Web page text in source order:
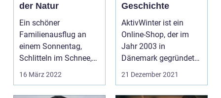
der Natur
Ein schöner
Familienausflug an
einem Sonnentag,
Schlitteln im Schnee,
Plantsch im Regen,
16 März 2022
Geschichte
AktivWinter ist ein
Online-Shop, der im
Jahr 2003 in
Dänemark gegründet
wurde. Gründe...
21 Dezember 2021